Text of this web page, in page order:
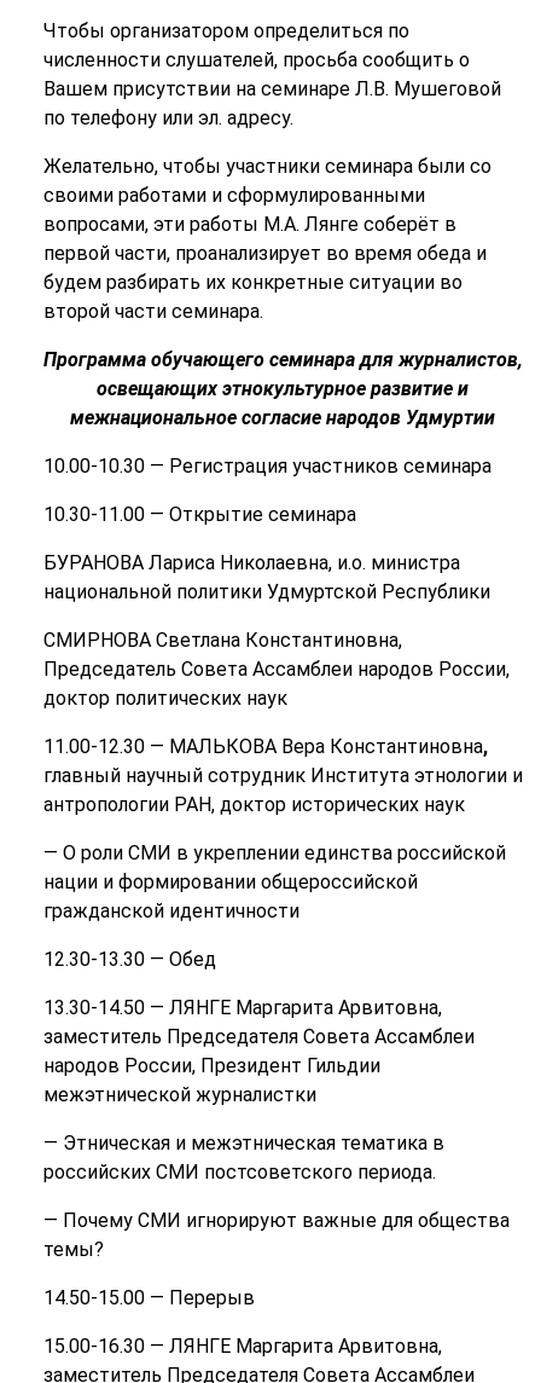
Чтобы организатором определиться по
численности слушателей, просьба сообщить о
Вашем присутствии на семинаре Л.В. Мушеговой
по телефону или эл. адресу.
Желательно, чтобы участники семинара были со
своими работами и сформулированными
вопросами, эти работы М.А. Лянге соберёт в
первой части, проанализирует во время обеда и
будем разбирать их конкретные ситуации во
второй части семинара.
Программа обучающего семинара для журналистов,
освещающих этнокультурное развитие и
межнациональное согласие народов Удмуртии
10.00-10.30 — Регистрация участников семинара
10.30-11.00 — Открытие семинара
БУРАНОВА Лариса Николаевна, и.о. министра
национальной политики Удмуртской Республики
СМИРНОВА Светлана Константиновна,
Председатель Совета Ассамблеи народов России,
доктор политических наук
11.00-12.30 — МАЛЬКОВА Вера Константиновна,
главный научный сотрудник Института этнологии и
антропологии РАН, доктор исторических наук
— О роли СМИ в укреплении единства российской
нации и формировании общероссийской
гражданской идентичности
12.30-13.30 — Обед
13.30-14.50 — ЛЯНГЕ Маргарита Арвитовна,
заместитель Председателя Совета Ассамблеи
народов России, Президент Гильдии
межэтнической журналистки
— Этническая и межэтническая тематика в
российских СМИ постсоветского периода.
— Почему СМИ игнорируют важные для общества
темы?
14.50-15.00 — Перерыв
15.00-16.30 — ЛЯНГЕ Маргарита Арвитовна,
заместитель Председателя Совета Ассамблеи